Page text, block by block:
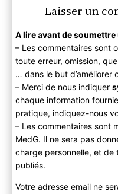
Laisser un
A lire avant de
– Les commentaires sont
toute erreur, omission,
… dans le but d’améliorer
– Merci de nous indiquer
chaque information
pratique, indiquez-nous
– Les commentaires sont
MedG. Il ne sera pas
charge personnelle, et de
publiés.
Votre adresse email ne